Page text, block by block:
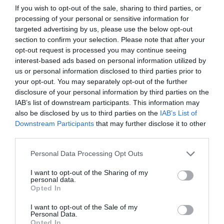
If you wish to opt-out of the sale, sharing to third parties, or
processing of your personal or sensitive information for
targeted advertising by us, please use the below opt-out
section to confirm your selection. Please note that after your
opt-out request is processed you may continue seeing
interest-based ads based on personal information utilized by
us or personal information disclosed to third parties prior to
your opt-out. You may separately opt-out of the further
disclosure of your personal information by third parties on the
IAB’s list of downstream participants. This information may
also be disclosed by us to third parties on the IAB’s List of
Downstream Participants that may further disclose it to other
Personal Data Processing Opt Outs
I want to opt-out of the Sharing of my
personal data.
Opted In
I want to opt-out of the Sale of my
Personal Data.
Opted In
Esta empresa madrileña quiere diagnosticar de
manera mucho más prematura los problemas
oculares. "Creemos que utilizando la inteligencia
artificial para mejorar las consultas oftalmológicas
podría ayudar a diagnosticar y curar algunas
enfermedades antes", ha explicadoMabel
Gimeno, CEO de Dive. En este sentido, la
compañía se especializa en crear procedimientos
diagnósticos mucho más digitalizados y
"Nuestro proyecto trabaja con hospitales para
implementar estos nuevos procedimientos dentro
de la cadena hospitalaria cuanto antes mejor", ha